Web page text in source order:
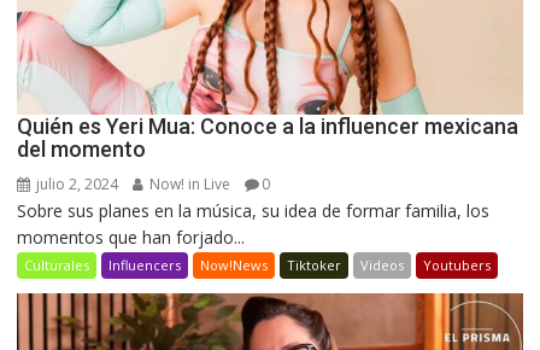
Quién es Yeri Mua: Conoce a la influencer mexicana
del momento
julio 2, 2024 Now! in Live 0
Sobre sus planes en la música, su idea de formar familia, los
momentos que han forjado...
Culturales Influencers Now!News Tiktoker Videos Youtubers